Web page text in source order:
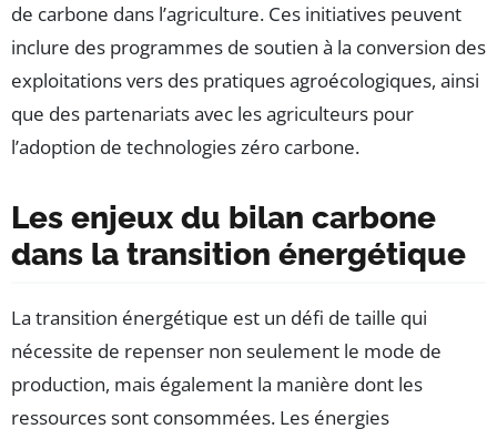
de carbone dans l’agriculture. Ces initiatives peuvent
inclure des programmes de soutien à la conversion des
exploitations vers des pratiques agroécologiques, ainsi
que des partenariats avec les agriculteurs pour
l’adoption de technologies zéro carbone.
Les enjeux du bilan carbone
dans la transition énergétique
La transition énergétique est un défi de taille qui
nécessite de repenser non seulement le mode de
production, mais également la manière dont les
ressources sont consommées. Les énergies